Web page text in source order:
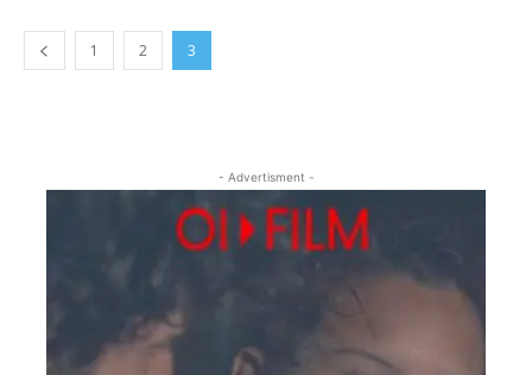
1 2 3
- Advertisment -